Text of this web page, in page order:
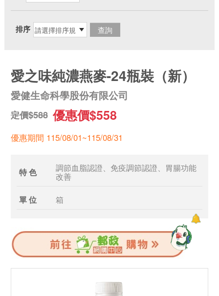
排序
愛之味純濃燕麥-24瓶裝（新）
愛健生命科學股份有限公司
定價$588 優惠價$558
優惠期間 115/08/01~115/08/31
特 色 調節血脂認證、免疫調節認證、胃腸功能
改善
單 位 箱